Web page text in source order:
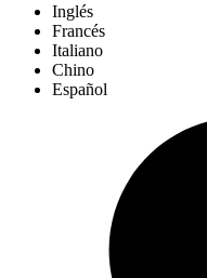
Inglés
Francés
Italiano
Chino
Español